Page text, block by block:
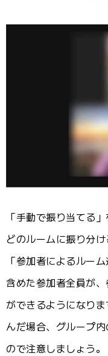
「手動で振り当てる
どのルームに振り分け
「参加者によるルー
含めた参加者全員が
ができるようになり
んだ場合、グループ
ので注意しましょう。